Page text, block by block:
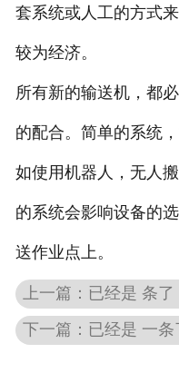
套系统或人工的方式
较为经济。
所有新的输送机，都
的配合。简单的系统
如使用机器人，无人
的系统会影响设备的
送作业点上。
上一篇：已经是 条了
下一篇：已经是 一条